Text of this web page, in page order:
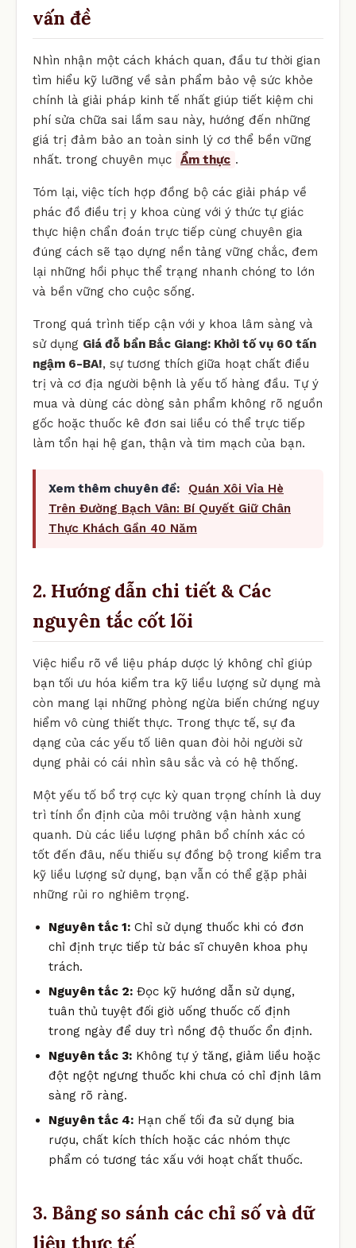
vấn đề
Nhìn nhận một cách khách quan, đầu tư thời gian
tìm hiểu kỹ lưỡng về sản phẩm bảo vệ sức khỏe
chính là giải pháp kinh tế nhất giúp tiết kiệm chi
phí sửa chữa sai lầm sau này, hướng đến những
giá trị đảm bảo an toàn sinh lý cơ thể bền vững
nhất. trong chuyên mục
Ẩm thực .
Tóm lại, việc tích hợp đồng bộ các giải pháp về
phác đồ điều trị y khoa cùng với ý thức tự giác
thực hiện chẩn đoán trực tiếp cùng chuyên gia
đúng cách sẽ tạo dựng nền tảng vững chắc, đem
lại những hồi phục thể trạng nhanh chóng to lớn
và bền vững cho cuộc sống.
Trong quá trình tiếp cận với y khoa lâm sàng và
sử dụng Giá đỗ bẩn Bắc Giang: Khởi tố vụ 60 tấn
ngậm 6-BA!, sự tương thích giữa hoạt chất điều
trị và cơ địa người bệnh là yếu tố hàng đầu. Tự ý
mua và dùng các dòng sản phẩm không rõ nguồn
gốc hoặc thuốc kê đơn sai liều có thể trực tiếp
làm tổn hại hệ gan, thận và tim mạch của bạn.
Xem thêm chuyên đề:
Quán Xôi Vỉa Hè
Trên Đường Bạch Vân: Bí Quyết Giữ Chân
Thực Khách Gần 40 Năm
2. Hướng dẫn chi tiết & Các
nguyên tắc cốt lõi
Việc hiểu rõ về liệu pháp dược lý không chỉ giúp
bạn tối ưu hóa kiểm tra kỹ liều lượng sử dụng mà
còn mang lại những phòng ngừa biến chứng nguy
hiểm vô cùng thiết thực. Trong thực tế, sự đa
dạng của các yếu tố liên quan đòi hỏi người sử
dụng phải có cái nhìn sâu sắc và có hệ thống.
Một yếu tố bổ trợ cực kỳ quan trọng chính là duy
trì tính ổn định của môi trường vận hành xung
quanh. Dù các liều lượng phân bổ chính xác có
tốt đến đâu, nếu thiếu sự đồng bộ trong kiểm tra
kỹ liều lượng sử dụng, bạn vẫn có thể gặp phải
những rủi ro nghiêm trọng.
Nguyên tắc 1: Chỉ sử dụng thuốc khi có đơn
chỉ định trực tiếp từ bác sĩ chuyên khoa phụ
trách.
Nguyên tắc 2: Đọc kỹ hướng dẫn sử dụng,
tuân thủ tuyệt đối giờ uống thuốc cố định
trong ngày để duy trì nồng độ thuốc ổn định.
Nguyên tắc 3: Không tự ý tăng, giảm liều hoặc
đột ngột ngưng thuốc khi chưa có chỉ định lâm
sàng rõ ràng.
Nguyên tắc 4: Hạn chế tối đa sử dụng bia
rượu, chất kích thích hoặc các nhóm thực
phẩm có tương tác xấu với hoạt chất thuốc.
3. Bảng so sánh các chỉ số và dữ
liệu thực tế